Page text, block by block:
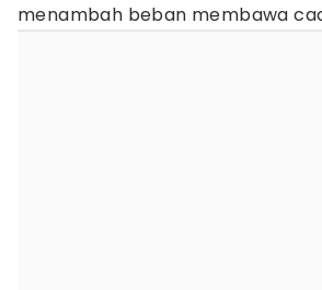
menambah beban membawa